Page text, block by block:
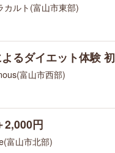
カルト(富山市東部)
るダイエット体験
富山市西部)
2,000円
富山市北部)